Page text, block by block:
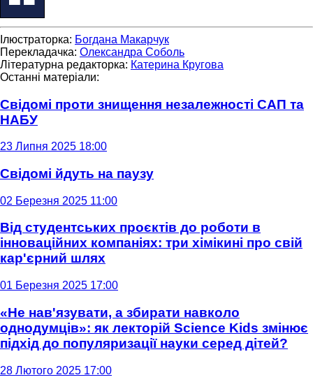
Ілюстраторка: Богдана Макарчук
Перекладачка: Олександра Соболь
Літературна редакторка: Катерина Кругова
Останні матеріали:
Свідомі проти знищення незалежності САП та
НАБУ
23 Липня 2025 18:00
Свідомі йдуть на паузу
02 Березня 2025 11:00
Від студентських проєктів до роботи в
інноваційних компаніях: три хімікині про свій
кар'єрний шлях
01 Березня 2025 17:00
«Не нав'язувати, а збирати навколо
однодумців»: як лекторій Science Kids змінює
підхід до популяризації науки серед дітей?
28 Лютого 2025 17:00